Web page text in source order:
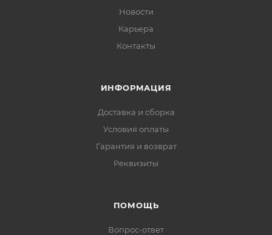
Новости
Карьера
Контакты
ИНФОРМАЦИЯ
Доставка и сборка
Условия оплаты
Гарантия и возврат
Реквизиты
ПОМОЩЬ
Вопрос-ответ